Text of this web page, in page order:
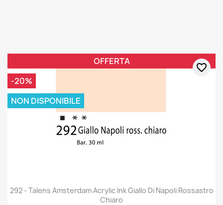
292 - Talens Amsterdam Acrylic Ink Giallo Di Napoli Rossastro
Chiaro
OFFERTA
-20%
NON DISPONIBILE
favorite_border